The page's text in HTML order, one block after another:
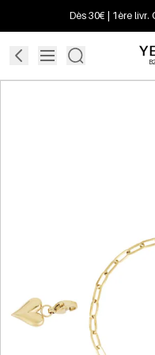
Dès 30€ | 1ère livr.